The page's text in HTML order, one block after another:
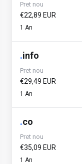
Pret nou
€22,89 EUR
1 An
.info
Pret nou
€29,49 EUR
1 An
.co
Pret nou
€35,09 EUR
1 An